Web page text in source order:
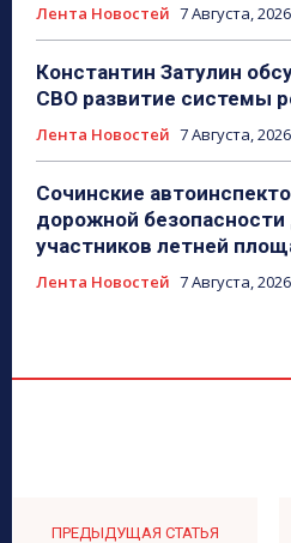
Лента Новостей 7 Августа, 2026
Константин Затулин
СВО развитие системы
Лента Новостей 7 Августа, 2026
Сочинские
дорожной
участников летней
Лента Новостей 7 Августа, 2026
ПРЕДЫДУЩАЯ СТАТЬЯ